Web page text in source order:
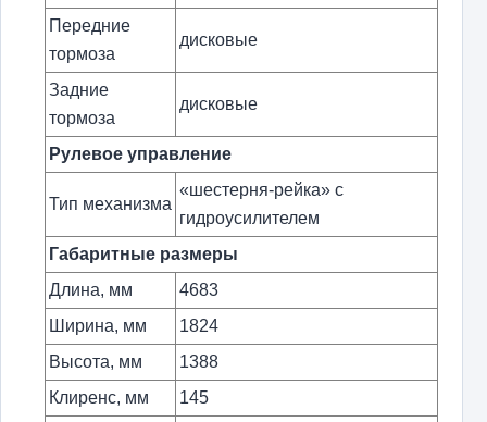
Передние
тормоза
дисковые
Задние
тормоза
дисковые
Рулевое управление
Тип механизма
«шестерня-рейка» с
гидроусилителем
Габаритные размеры
Длина, мм
4683
Ширина, мм
1824
Высота, мм
1388
Клиренс, мм
145